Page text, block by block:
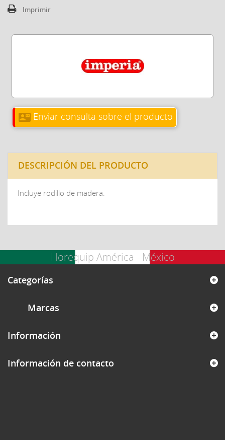
Imprimir
contact_mail Enviar consulta sobre el producto
DESCRIPCIÓN DEL PRODUCTO
Incluye rodillo de madera.
Horequip América - México
Categorías
Marcas
Información
Información de contacto